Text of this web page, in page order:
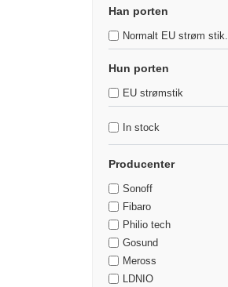
Han porten
Normalt EU strøm stik.
Hun porten
EU strømstik
In stock
Producenter
Fibaro
Gosund
LDNIO
Meross
Philio tech
Sonoff